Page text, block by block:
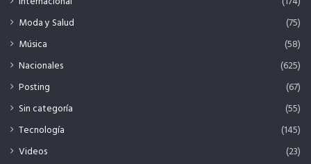
Moda y Salud
(75)
Música
(58)
Nacionales
(625)
Posting
(67)
Sin categoría
(55)
Tecnología
(145)
Videos
(23)